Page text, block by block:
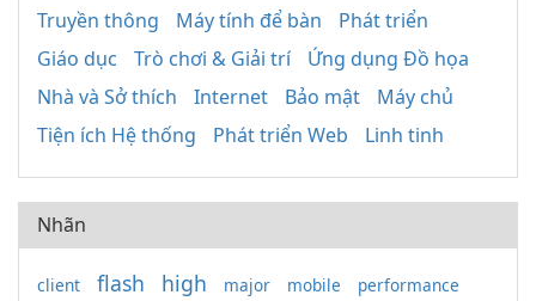
Truyền thông
Máy tính để bàn
Phát triển
Giáo dục
Trò chơi & Giải trí
Ứng dụng Đồ họa
Nhà và Sở thích
Internet Bảo mật
Máy chủ
Tiện ích Hệ thống
Phát triển Web Linh tinh
Nhãn
client flash high major mobile performance